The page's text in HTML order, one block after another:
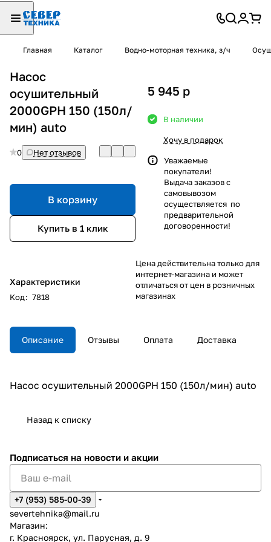
Главная Каталог Водно-моторная техника, з/ч
Насос
осушительный
2000GPH 150 (150л/
мин) auto
0 Нет отзывов
В корзину
Купить в 1 клик
Характеристики
Код: 7818
5 945 p
В наличии
Хочу в подарок
Уважаемые
покупатели!
Выдача заказов с
самовывозом
осуществляется по
предварительной
договоренности!
Цена действительна только для
интернет-магазина и может
отличаться от цен в розничных
магазинах
Описание Отзывы Оплата Доставка
Насос осушительный 2000GPH 150 (150л/мин) auto
Назад к списку
Подписаться на новости и акции
+7 (953) 585-00-39
severtehnika@mail.ru
Магазин:
г. Красноярск, ул. Парусная, д. 9